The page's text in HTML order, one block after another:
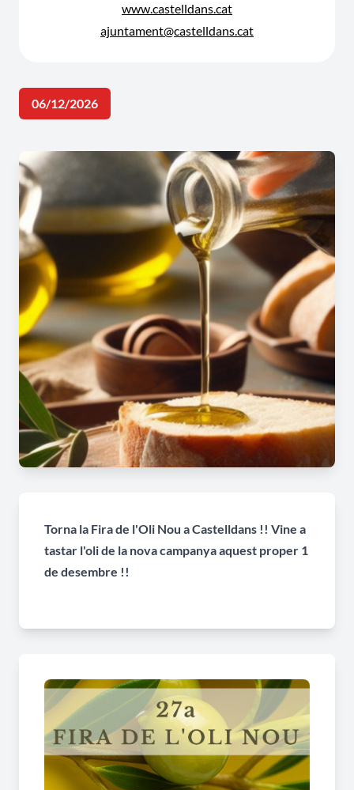
www.castelldans.cat
ajuntament@castelldans.cat
06/12/2026
Torna la Fira de l'Oli Nou a Castelldans !! Vine a
tastar l'oli de la nova campanya aquest proper 1
de desembre !!